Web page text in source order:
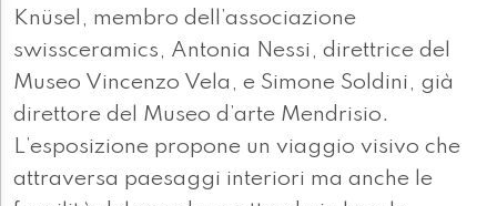
Knüsel, membro dell’associazione
swissceramics, Antonia Nessi, direttrice del
Museo Vincenzo Vela, e Simone Soldini, già
direttore del Museo d’arte Mendrisio.
L’esposizione propone un viaggio visivo che
attraversa paesaggi interiori ma anche le